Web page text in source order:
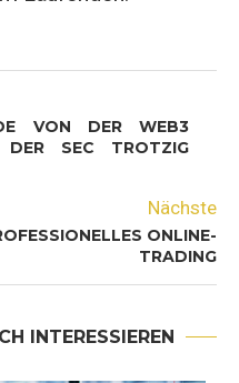
VON DER WEB3
SEC TROTZIG
Nächste
ONLINE-
TRADING
INTERESSIEREN